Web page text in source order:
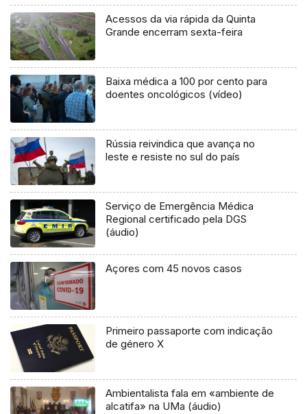
Acessos da via rápida da Quinta
Grande encerram sexta-feira
Baixa médica a 100 por cento para
doentes oncológicos (vídeo)
Rússia reivindica que avança no
leste e resiste no sul do país
Serviço de Emergência Médica
Regional certificado pela DGS
(áudio)
Açores com 45 novos casos
Primeiro passaporte com indicação
de género X
Ambientalista fala em «ambiente de
alcatifa» na UMa (áudio)